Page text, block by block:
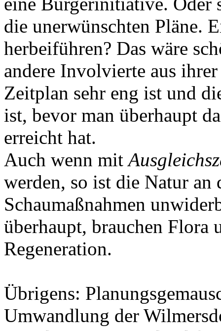
die unerwünschten Pläne.
herbeiführen? Das wäre
andere Involvierte aus
Zeitplan sehr eng ist und
ist, bevor man überhaupt
erreicht hat.
Auch wenn mit
werden, so ist die Natur an
Schaumaßnahmen
überhaupt, brauchen Flora
Regeneration.
Übrigens:
Umwandlung der